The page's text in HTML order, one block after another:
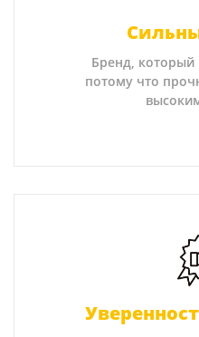
Бренд, который
потому что